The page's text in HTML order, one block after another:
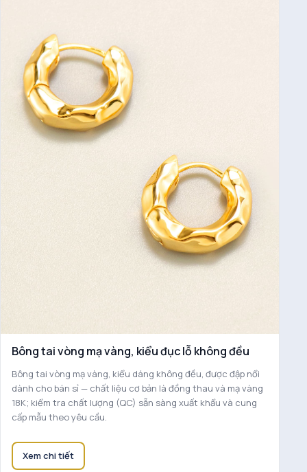
Bông tai vòng mạ vàng, kiểu đục lỗ không đều
Bông tai vòng mạ vàng, kiểu dáng không đều, được đập nổi
dành cho bán sỉ — chất liệu cơ bản là đồng thau và mạ vàng
18K; kiểm tra chất lượng (QC) sẵn sàng xuất khẩu và cung
cấp mẫu theo yêu cầu.
Xem chi tiết